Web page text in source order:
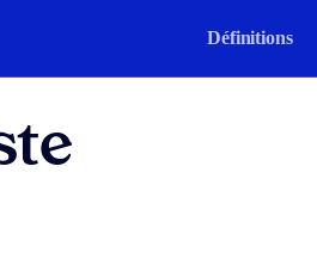
Définitions